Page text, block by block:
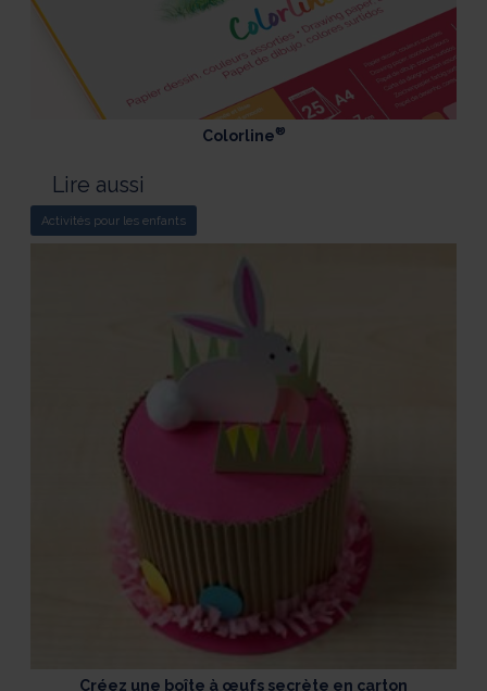
Colorline®
Lire aussi
Activités pour les enfants
Créez une boîte à œufs secrète en carton